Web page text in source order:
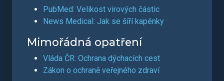
PubMed: Velikost virových částic
News Medical: Jak se šíří kapénky
Mimořádná opatření
Vláda ČR: Ochrana dýchacích cest
Zákon o ochraně veřejného zdraví